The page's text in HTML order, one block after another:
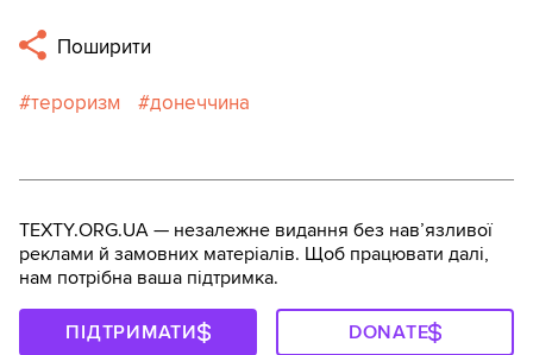
Поширити
тероризм донеччина
TEXTY.ORG.UA — незалежне видання без навʼязливої
реклами й замовних матеріалів. Щоб працювати далі,
нам потрібна ваша підтримка.
ПІДТРИМАТИ DONATE